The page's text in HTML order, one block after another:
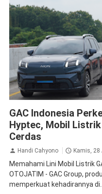
GAC Indonesia
Hyptec, Mobil
Cerdas
Handi Cahyono Kamis,
Memahami Lini Mobil Listrik
OTOJATIM - GAC Group,
memperkuat kehadirannya di...